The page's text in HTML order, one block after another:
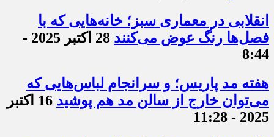
انقلابی در معماری سبز؛ خانه‌‌هایی که با
فصل‌ها رنگ عوض می‌کنند
28 اکتبر 2025 -
8:44
هفته مد پاریس؛ و سرانجام لباس‌هایی که
می‌توان خارج از سالن مد هم پوشید
16 اکتبر
2025 - 11:28